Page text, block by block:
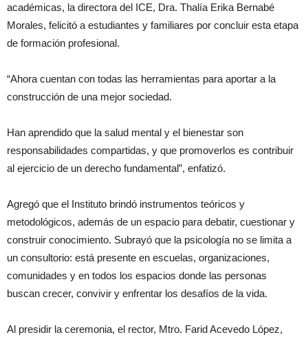
académicas, la directora del ICE, Dra. Thalía Erika Bernabé
Morales, felicitó a estudiantes y familiares por concluir esta etapa
de formación profesional.
“Ahora cuentan con todas las herramientas para aportar a la
construcción de una mejor sociedad.
Han aprendido que la salud mental y el bienestar son
responsabilidades compartidas, y que promoverlos es contribuir
al ejercicio de un derecho fundamental”, enfatizó.
Agregó que el Instituto brindó instrumentos teóricos y
metodológicos, además de un espacio para debatir, cuestionar y
construir conocimiento. Subrayó que la psicología no se limita a
un consultorio: está presente en escuelas, organizaciones,
comunidades y en todos los espacios donde las personas
buscan crecer, convivir y enfrentar los desafíos de la vida.
Al presidir la ceremonia, el rector, Mtro. Farid Acevedo López,